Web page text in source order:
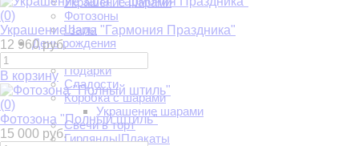
Фотозоны
Шары
День рождения
Шары
Подарки
Сладости
Коробка с шарами
Украшение шарами
Свечи в торт
Гирлянды|Плакаты
(0)
Украшение зала "Гармония Праздника"
12 960 руб.
В корзину
(0)
Фотозона "Полный штиль"
15 000 руб.